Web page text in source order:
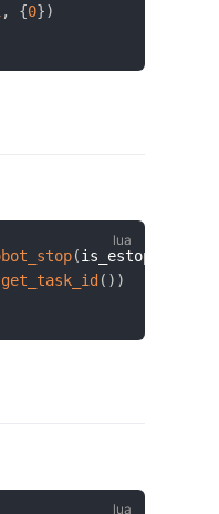
, {0})
(is_estop
get_task_id ( ) )